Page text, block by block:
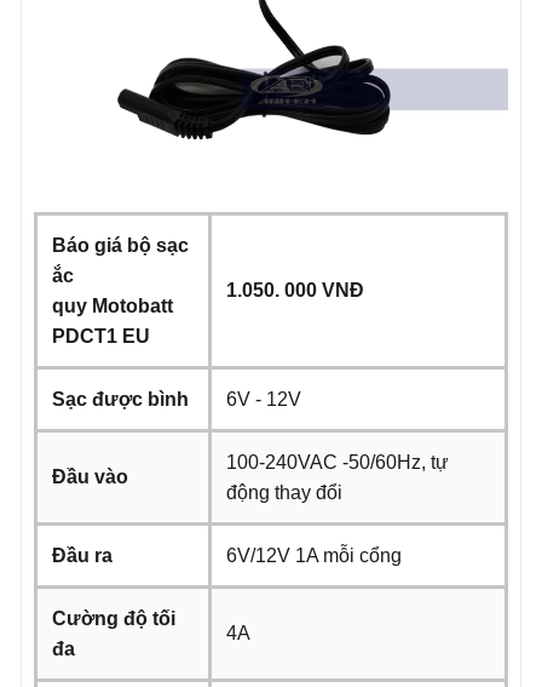
Báo giá bộ sạc
ắc
quy Motobatt
PDCT1 EU
1.050. 000 VNĐ
Sạc được bình 6V - 12V
Đầu vào
100-240VAC -50/60Hz, tự
động thay đổi
Đầu ra 6V/12V 1A mỗi cổng
Cường độ tối
đa
4A